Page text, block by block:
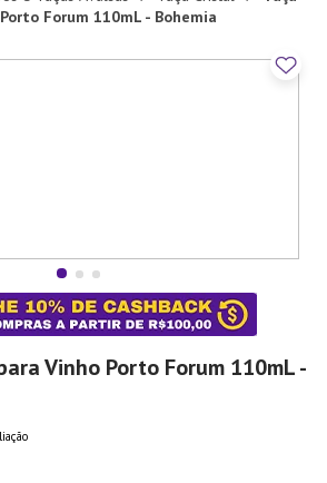
Forum 110mL - Bohemia
Vinho Porto Forum 110mL -